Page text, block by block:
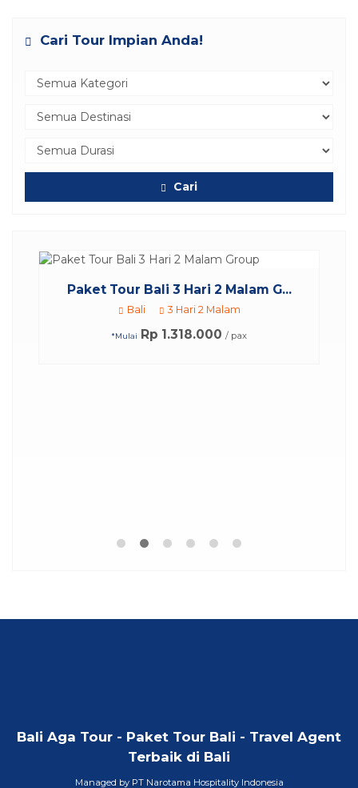
Cari Tour Impian Anda!
Cari
Paket Tour Bali 3 Hari 2 Malam G...
Bali 3 Hari 2 Malam
*Mulai Rp 1.318.000 / pax
Bali Aga Tour - Paket Tour Bali - Travel Agent
Terbaik di Bali
Managed by PT Narotama Hospitality Indonesia